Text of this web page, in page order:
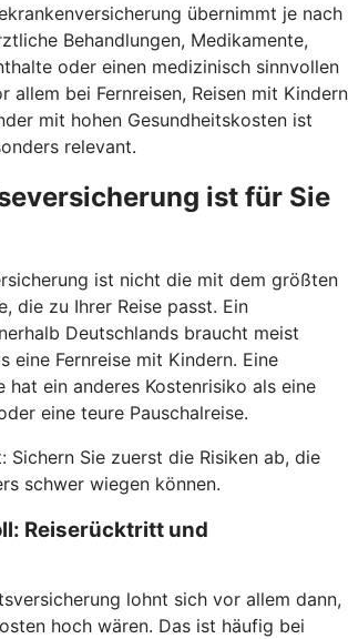
übernimmt je nach
Behandlungen, Medikamente,
oder einen medizinisch sinnvollen
allem bei Fernreisen, Reisen mit Kindern
mit hohen Gesundheitskosten ist
relevant.
ist für Sie
ist nicht die mit dem größten
die zu Ihrer Reise passt. Ein
Deutschlands braucht meist
eine Fernreise mit Kindern. Eine
hat ein anderes Kostenrisiko als eine
eine teure Pauschalreise.
Sichern Sie zuerst die Risiken ab, die
schwer wiegen können.
Reiserücktritt und
lohnt sich vor allem dann,
hoch wären. Das ist häufig bei